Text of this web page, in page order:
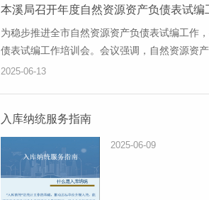
本溪局召开年度自然资源资产负债表试编
为稳步推进全市自然资源资产负债表试编工作
债表试编工作培训会。会议强调，自然资源资
2025-06-13
入库纳统服务指南
2025-06-09